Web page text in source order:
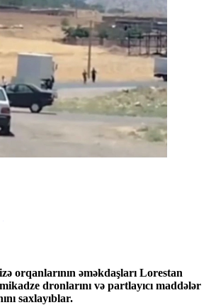
orqanlarının əməkdaşları Lorestan
dronlarını və partlayıcı maddələr
saxlayıblar.